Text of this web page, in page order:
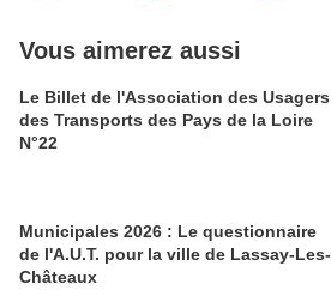
Vous aimerez aussi
Le Billet de l'Association des Usagers
des Transports des Pays de la Loire
N°22
Municipales 2026 : Le questionnaire
de l'A.U.T. pour la ville de Lassay-Les-
Châteaux